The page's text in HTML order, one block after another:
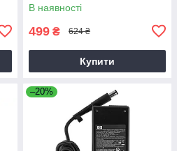
В наявності
499 ₴ 624 ₴
Купити
–20%